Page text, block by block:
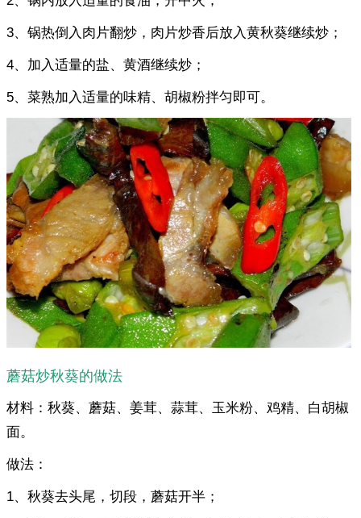
3、锅热倒入肉片翻炒，肉片炒香后放入黄秋葵继续炒；
4、加入适量的盐、黄酒继续炒；
5、菜熟加入适量的味精、胡椒粉拌匀即可。
蘑菇炒秋葵的做法
材料：秋葵、蘑菇、姜茸、蒜茸、玉米粉、鸡精、白胡椒
面。
做法：
1、秋葵去头尾，切段，蘑菇开半；